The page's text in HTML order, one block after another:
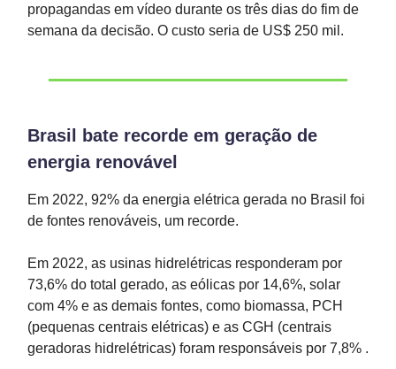
propagandas em vídeo durante os três dias do fim de
semana da decisão. O custo seria de US$ 250 mil.
Brasil bate recorde em geração de
energia renovável
Em 2022, 92% da energia elétrica gerada no Brasil foi
de fontes renováveis, um recorde.
Em 2022, as usinas hidrelétricas responderam por
73,6% do total gerado, as eólicas por 14,6%, solar
com 4% e as demais fontes, como biomassa, PCH
(pequenas centrais elétricas) e as CGH (centrais
geradoras hidrelétricas) foram responsáveis por 7,8% .